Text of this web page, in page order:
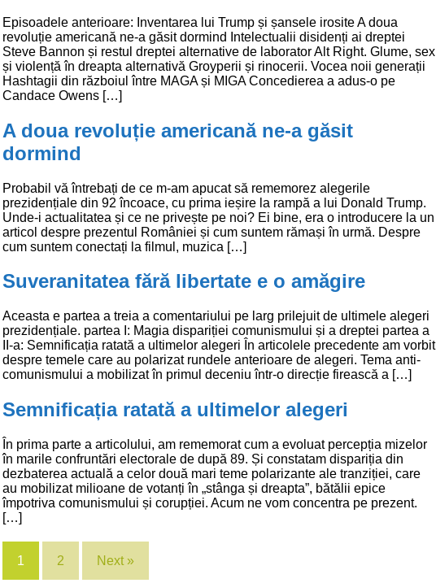
Episoadele anterioare: Inventarea lui Trump și șansele irosite A doua
revoluție americană ne-a găsit dormind Intelectualii disidenți ai dreptei
Steve Bannon și restul dreptei alternative de laborator Alt Right. Glume, sex
și violență în dreapta alternativă Groyperii și rinocerii. Vocea noii generații
Hashtagii din războiul între MAGA și MIGA Concedierea a adus-o pe
Candace Owens […]
A doua revoluție americană ne-a găsit
dormind
Probabil vă întrebați de ce m-am apucat să rememorez alegerile
prezidențiale din 92 încoace, cu prima ieșire la rampă a lui Donald Trump.
Unde-i actualitatea și ce ne privește pe noi? Ei bine, era o introducere la un
articol despre prezentul României și cum suntem rămași în urmă. Despre
cum suntem conectați la filmul, muzica […]
Suveranitatea fără libertate e o amăgire
Aceasta e partea a treia a comentariului pe larg prilejuit de ultimele alegeri
prezidențiale. partea I: Magia dispariției comunismului și a dreptei partea a
II-a: Semnificația ratată a ultimelor alegeri În articolele precedente am vorbit
despre temele care au polarizat rundele anterioare de alegeri. Tema anti-
comunismului a mobilizat în primul deceniu într-o direcție firească a […]
Semnificația ratată a ultimelor alegeri
În prima parte a articolului, am rememorat cum a evoluat percepția mizelor
în marile confruntări electorale de după 89. Și constatam dispariția din
dezbaterea actuală a celor două mari teme polarizante ale tranziției, care
au mobilizat milioane de votanți în „stânga și dreapta”, bătălii epice
împotriva comunismului și corupției. Acum ne vom concentra pe prezent.
[…]
1 2 Next »